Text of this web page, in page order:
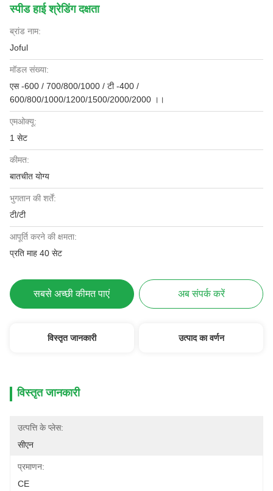
स्पीड हाई श्रेडिंग दक्षता
ब्रांड नाम:
Joful
मॉडल संख्या:
एस -600 / 700/800/1000 / टी -400 /
600/800/1000/1200/1500/2000/2000 ।।
एमओक्यू:
1 सेट
कीमत:
बातचीत योग्य
भुगतान की शर्तें:
टी/टी
आपूर्ति करने की क्षमता:
प्रति माह 40 सेट
सबसे अच्छी कीमत पाएं अब संपर्क करें
विस्तृत जानकारी उत्पाद का वर्णन
विस्तृत जानकारी
उत्पत्ति के प्लेस:
सीएन
प्रमाणन:
CE